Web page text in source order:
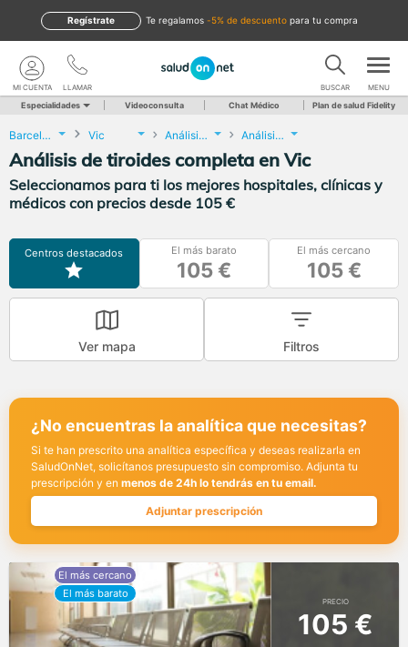
te regalamos -5% de descuento para tu compra
Regístrate
LLAMAR
MI CUENTA BUSCAR MENU
Especialidades Videoconsulta Chat Médico Plan de salud Fidelity
Barcelona Vic Análisis Clínicos Análisis de tiroides completa
Análisis de tiroides completa en Vic
Seleccionamos para ti los mejores hospitales, clínicas y
médicos con precios desde 105 €
Centros destacados El más barato
105 €
El más cercano
105 €
Ver mapa Filtros
¿No encuentras la analítica que necesitas?
Si te han prescrito una analítica específica y deseas realizarla en
SaludOnNet, solicítanos presupuesto sin compromiso. Adjunta tu
prescripción y en menos de 24h lo tendrás en tu email.
Adjuntar prescripción
PRECIO
105 €